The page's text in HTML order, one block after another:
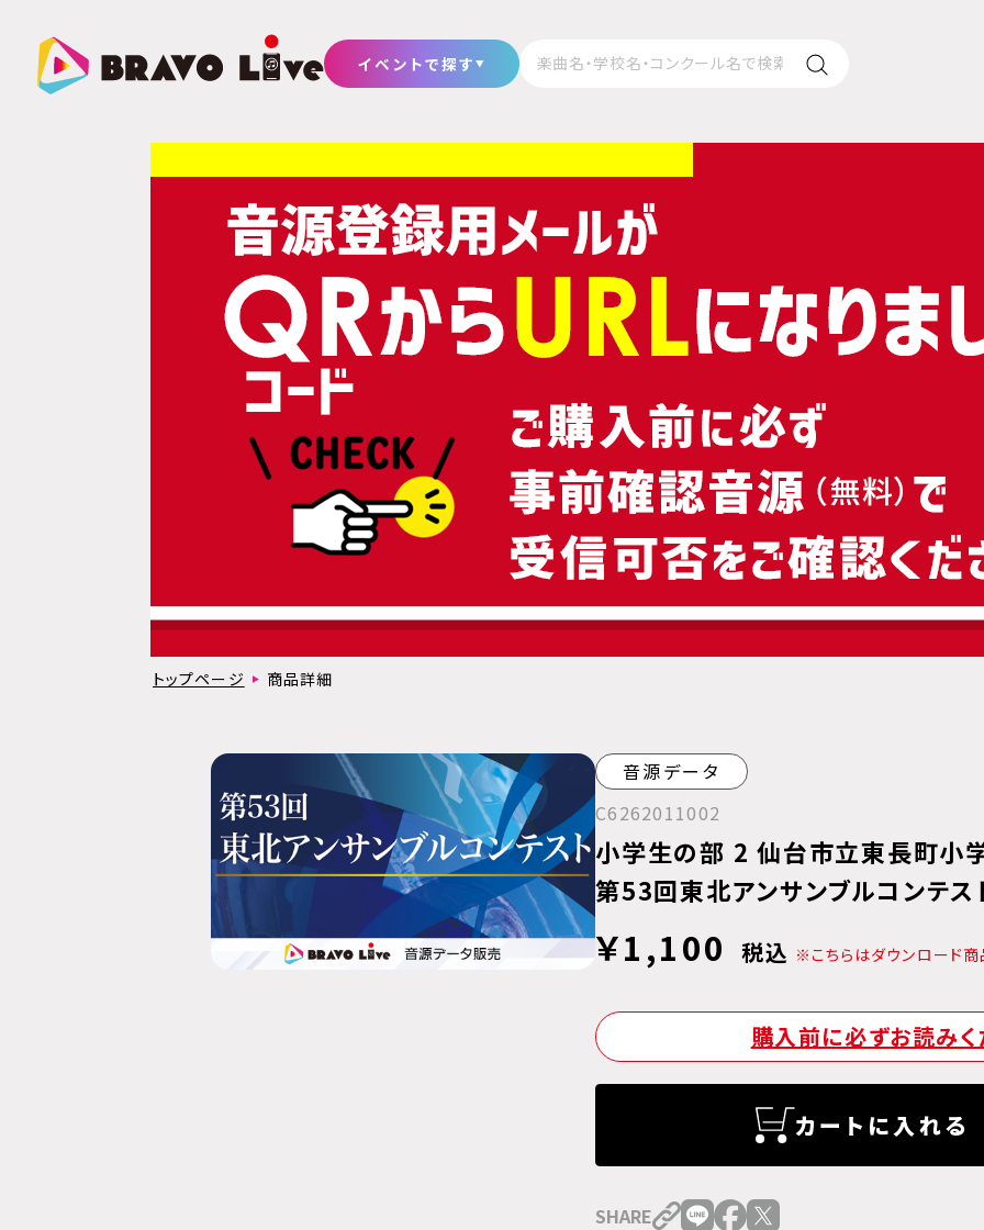
イベントで探す
トップページ 商品詳細
音源データ
C6262011002
小学生の部 2 仙台市立東長町小
第53回東北アンサンブルコンテス
￥1,100 税込 ※こちらはダウンロード
購入前に必ずお読み
カートに入れる
SHARE